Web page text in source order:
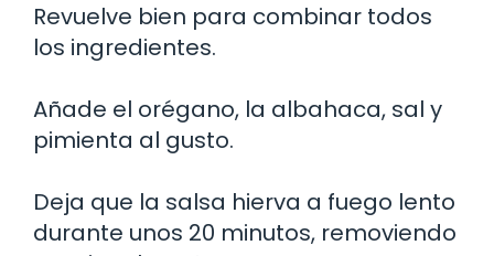
Revuelve bien para combinar todos
los ingredientes.
Añade el orégano, la albahaca, sal y
pimienta al gusto.
Deja que la salsa hierva a fuego lento
durante unos 20 minutos, removiendo